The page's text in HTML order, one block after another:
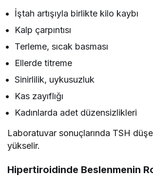
İştah artışıyla birlikte kilo kaybı
Kalp çarpıntısı
Terleme, sıcak basması
Ellerde titreme
Sinirlilik, uykusuzluk
Kas zayıflığı
Kadınlarda adet düzensizlikleri
Laboratuvar sonuçlarında TSH
yükselir.
Hipertiroidinde Beslenmenin